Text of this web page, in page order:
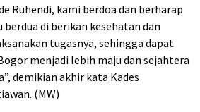
Ruhendi, kami berdoa dan berharap
di berikan kesehatan dan
tugasnya, sehingga dapat
menjadi lebih maju dan sejahtera
demikian akhir kata Kades
(MW)